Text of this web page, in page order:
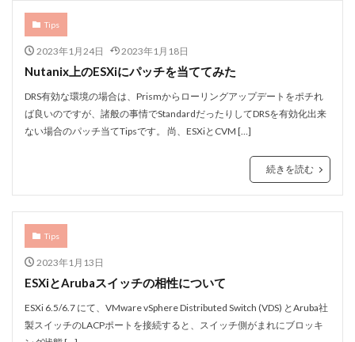
Tips
2023年1月24日 2023年1月18日
Nutanix上のESXiにパッチを当ててみた
DRS有効な環境の場合は、Prismからローリングアップデートをポチれ
ば良いのですが、諸般の事情でStandardだったりしてDRSを有効化出来
ない場合のパッチ当てTipsです。 尚、ESXiとCVM […]
続きを読む
Tips
2023年1月13日
ESXiとArubaスイッチの相性について
ESXi 6.5/6.7 にて、VMware vSphere Distributed Switch (VDS) とAruba社
製スイッチのLACPポートを接続すると、スイッチ側がまれにブロッキ